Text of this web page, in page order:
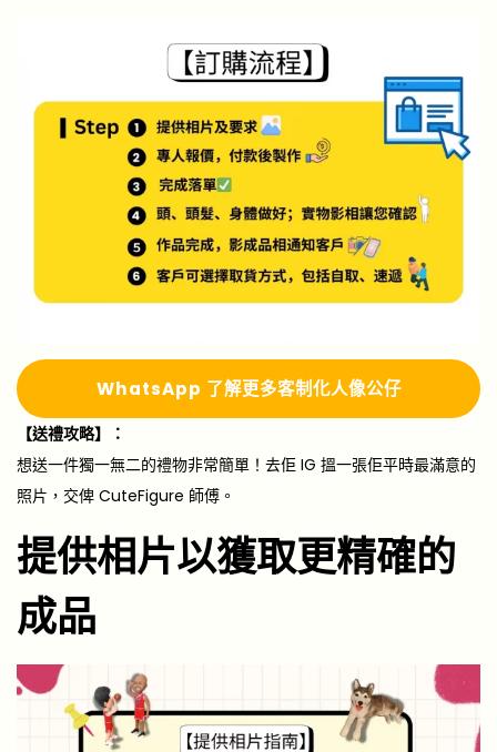
WhatsApp 了解更多客制化人像公仔
【送禮攻略】：
想送一件獨一無二的禮物非常簡單！去佢 IG 搵一張佢平時最滿意的
照片，交俾 CuteFigure 師傅。
提供相片以獲取更精確的
成品